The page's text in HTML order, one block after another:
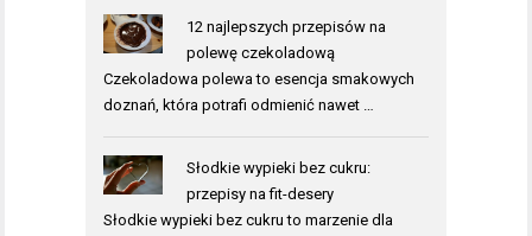
12 najlepszych przepisów na
polewę czekoladową
Czekoladowa polewa to esencja smakowych
doznań, która potrafi odmienić nawet …
Słodkie wypieki bez cukru:
przepisy na fit-desery
Słodkie wypieki bez cukru to marzenie dla